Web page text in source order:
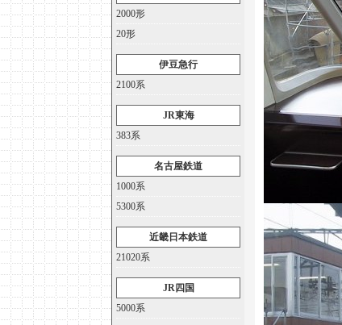
2000形
20形
伊豆急行
2100系
JR東海
383系
名古屋鉄道
1000系
5300系
近畿日本鉄道
21020系
JR四国
5000系